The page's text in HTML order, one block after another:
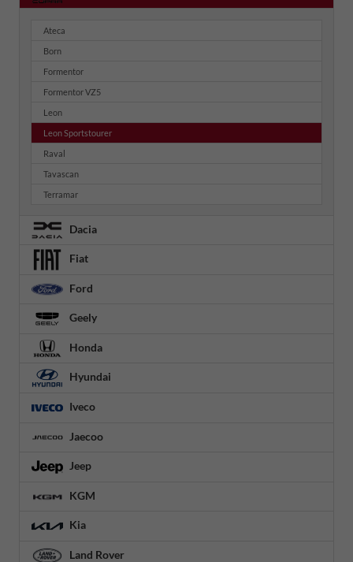
Ateca
Born
Formentor
Formentor VZ5
Leon
Leon Sportstourer
Raval
Tavascan
Terramar
Dacia
Fiat
Ford
Geely
Honda
Hyundai
Iveco
Jaecoo
Jeep
KGM
Kia
Land Rover